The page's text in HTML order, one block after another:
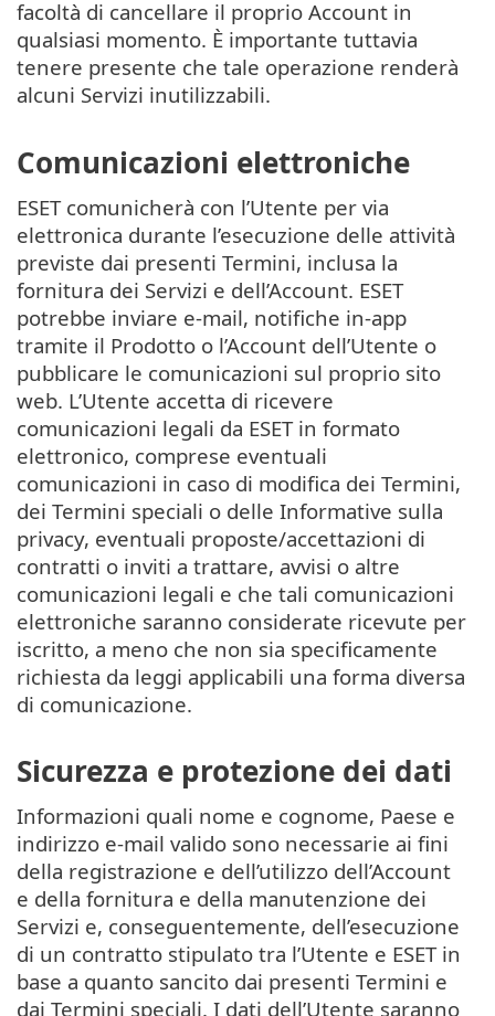
facoltà di cancellare il proprio Account in
qualsiasi momento. È importante tuttavia
tenere presente che tale operazione renderà
alcuni Servizi inutilizzabili.
Comunicazioni elettroniche
ESET comunicherà con l’Utente per via
elettronica durante l’esecuzione delle attività
previste dai presenti Termini, inclusa la
fornitura dei Servizi e dell’Account. ESET
potrebbe inviare e-mail, notifiche in-app
tramite il Prodotto o l’Account dell’Utente o
pubblicare le comunicazioni sul proprio sito
web. L’Utente accetta di ricevere
comunicazioni legali da ESET in formato
elettronico, comprese eventuali
comunicazioni in caso di modifica dei Termini,
dei Termini speciali o delle Informative sulla
privacy, eventuali proposte/accettazioni di
contratti o inviti a trattare, avvisi o altre
comunicazioni legali e che tali comunicazioni
elettroniche saranno considerate ricevute per
iscritto, a meno che non sia specificamente
richiesta da leggi applicabili una forma diversa
di comunicazione.
Sicurezza e protezione dei dati
Informazioni quali nome e cognome, Paese e
indirizzo e-mail valido sono necessarie ai fini
della registrazione e dell’utilizzo dell’Account
e della fornitura e della manutenzione dei
Servizi e, conseguentemente, dell’esecuzione
di un contratto stipulato tra l’Utente e ESET in
base a quanto sancito dai presenti Termini e
dai Termini speciali. I dati dell’Utente saranno